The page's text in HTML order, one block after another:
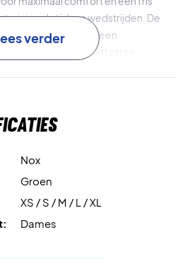
training als tijdens wedstrijden. De
extra support en een
de top goed blijft zitten.
comfort en frisheid tijdens het
voor hoog comfort en
verder
Nox
Groen
XS / S / M / L / XL
Dames